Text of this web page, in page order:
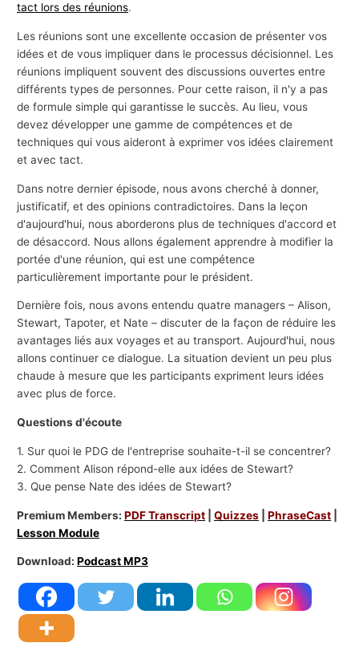
tact lors des réunions.
Les réunions sont une excellente occasion de présenter vos
idées et de vous impliquer dans le processus décisionnel. Les
réunions impliquent souvent des discussions ouvertes entre
différents types de personnes. Pour cette raison, il n'y a pas
de formule simple qui garantisse le succès. Au lieu, vous
devez développer une gamme de compétences et de
techniques qui vous aideront à exprimer vos idées clairement
et avec tact.
Dans notre dernier épisode, nous avons cherché à donner,
justificatif, et des opinions contradictoires. Dans la leçon
d'aujourd'hui, nous aborderons plus de techniques d'accord et
de désaccord. Nous allons également apprendre à modifier la
portée d'une réunion, qui est une compétence
particulièrement importante pour le président.
Dernière fois, nous avons entendu quatre managers – Alison,
Stewart, Tapoter, et Nate – discuter de la façon de réduire les
avantages liés aux voyages et au transport. Aujourd'hui, nous
allons continuer ce dialogue. La situation devient un peu plus
chaude à mesure que les participants expriment leurs idées
avec plus de force.
Questions d'écoute
1. Sur quoi le PDG de l'entreprise souhaite-t-il se concentrer?
2. Comment Alison répond-elle aux idées de Stewart?
3. Que pense Nate des idées de Stewart?
Premium Members:PDF Transcript |Quizzes |PhraseCast
Lesson Module
Download:Podcast MP3